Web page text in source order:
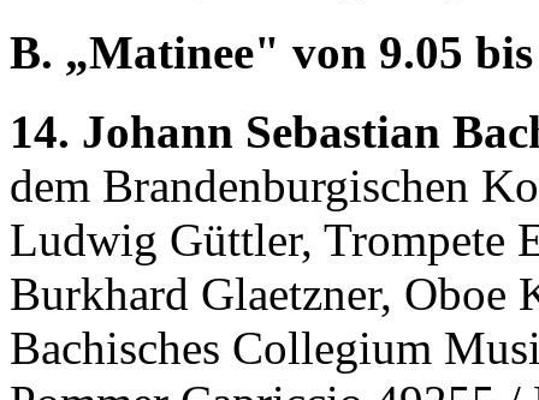
B. „Matinee" von 9.05
14. Johann Sebastian
dem Brandenburgischen
Ludwig Güttler, Trompete
Burkhard Glaetzner, Oboe
Bachisches Collegium